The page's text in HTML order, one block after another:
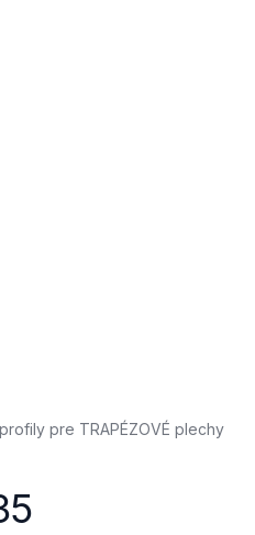
pre TRAPÉZOVÉ plechy